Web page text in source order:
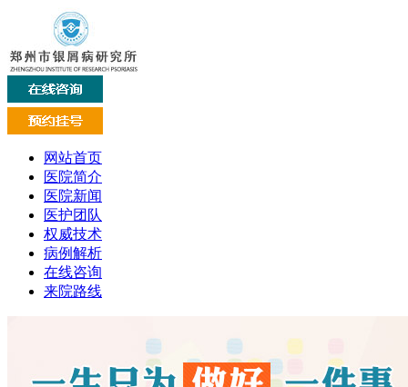
网站首页
医院简介
医院新闻
医护团队
权威技术
病例解析
在线咨询
来院路线